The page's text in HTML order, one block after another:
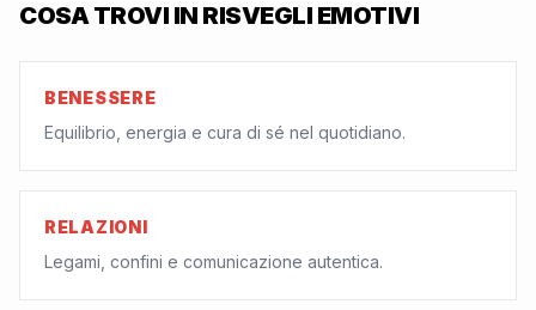
COSA TROVI IN RISVEGLI EMOTIVI
BENESSERE
Equilibrio, energia e cura di sé nel quotidiano.
RELAZIONI
Legami, confini e comunicazione autentica.